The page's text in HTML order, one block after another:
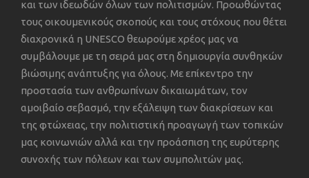
και των ιδεωδών όλων των πολιτισμών. Προωθώντας
τους οικουμενικούς σκοπούς και τους στόχους που θέτει
διαχρονικά η UNESCO θεωρούμε χρέος μας να
συμβάλουμε με τη σειρά μας στη δημιουργία συνθηκών
βιώσιμης ανάπτυξης για όλους. Με επίκεντρο την
προστασία των ανθρωπίνων δικαιωμάτων, τον
αμοιβαίο σεβασμό, την εξάλειψη των διακρίσεων και
της φτώχειας, την πολιτιστική προαγωγή των τοπικών
μας κοινωνιών αλλά και την προάσπιση της ευρύτερης
συνοχής των πόλεων και των συμπολιτών μας.